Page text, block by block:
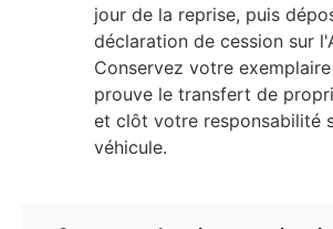
jour de la reprise, puis
déclaration de cession sur
Conservez votre
prouve le transfert de
et clôt votre responsabilité
véhicule.